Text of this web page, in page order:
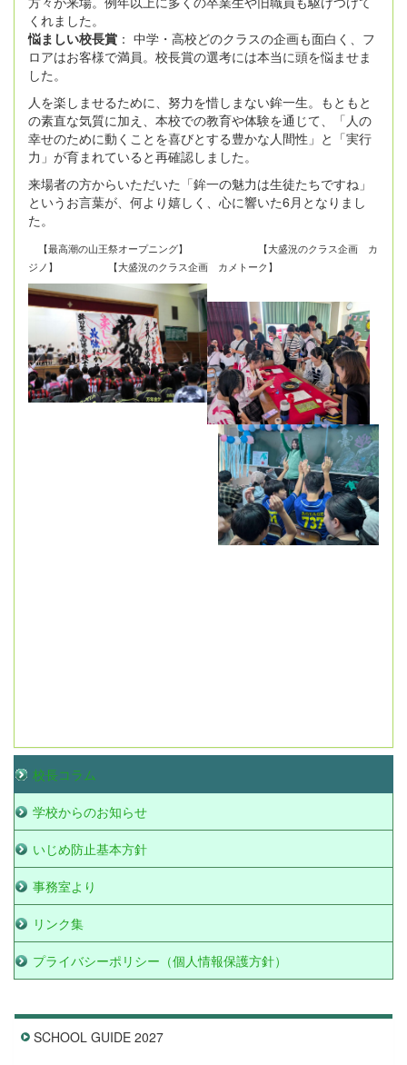
くれました。
悩ましい校長賞 ： 中学・高校どのクラスの企画も面白く、フ
ロアはお客様で満員。校長賞の選考には本当に頭を悩ませま
した。
人を楽しませるために、努力を惜しまない鉾一生。もともと
の素直な気質に加え、本校での教育や体験を通じて、「人の
幸せのために動くことを喜びとする豊かな人間性」と「実行
力」が育まれていると再確認しました。
来場者の方からいただいた「鉾一の魅力は生徒たちですね」
というお言葉が、何より嬉しく、心に響いた6月となりまし
た。
【最高潮の山王祭オープニング】 【大盛況のクラス企画 カ
ジノ】 【大盛況のクラス企画 カメトーク】
校長コラム
学校からのお知らせ
いじめ防止基本方針
事務室より
リンク集
プライバシーポリシー（個人情報保護方針）
SCHOOL GUIDE 2027